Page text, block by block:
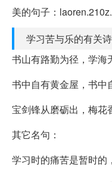
美的句子：
学习苦与乐的有关
书山有路勤为径，学海
书中自有黄金屋，书中
宝剑锋从磨砺出，梅花
其它名句：
学习时的痛苦是暂时的